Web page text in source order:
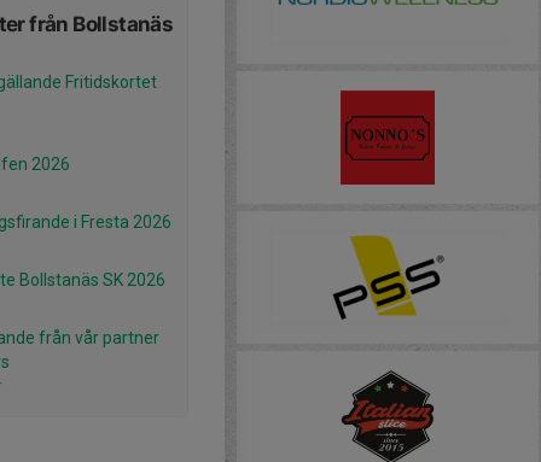
från Bollstanäs
Fritidskortet
2026
i Fresta 2026
Bollstanäs SK 2026
från vår partner